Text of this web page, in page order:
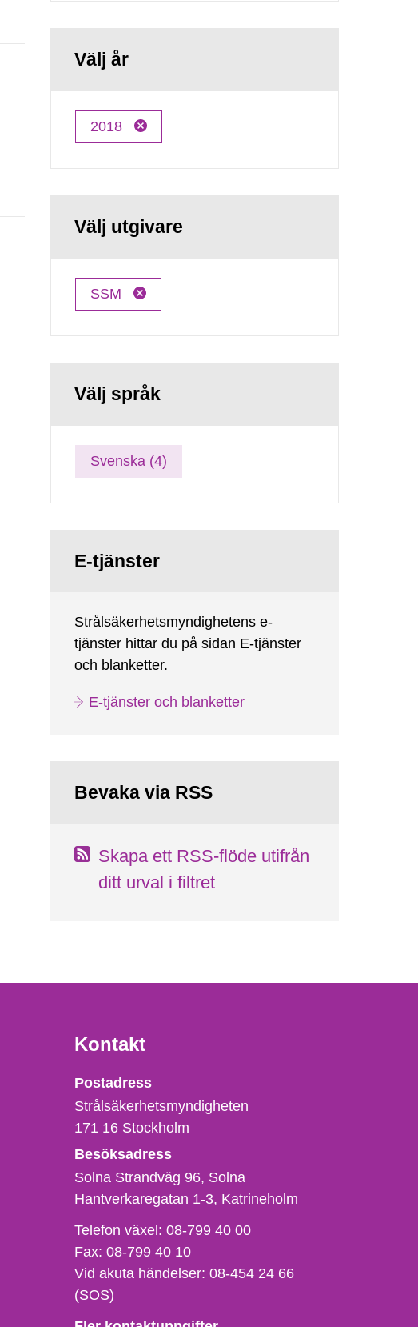
Välj år
2018
Välj utgivare
SSM
Välj språk
Svenska (4)
E-tjänster
Strålsäkerhetsmyndighetens e-
tjänster hittar du på sidan E-tjänster
och blanketter.
E-tjänster och blanketter
Bevaka via RSS
Skapa ett RSS-flöde utifrån
ditt urval i filtret
Kontakt
Strålsäkerhetsmyndigheten
Postadress
Strålsäkerhetsmyndigheten
171 16 Stockholm
Besöksadress
Solna Strandväg 96, Solna
Hantverkaregatan 1-3 Katrineholm
Telefon,
fax
och
e-
Telefon växel:08-799 40 00
Fax:08-799 40 10
Vid akuta händelser:08-454 24 66
(SOS)